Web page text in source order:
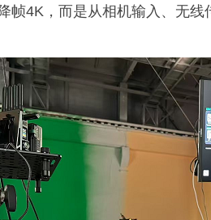
帧4K，而是从相机输入、无